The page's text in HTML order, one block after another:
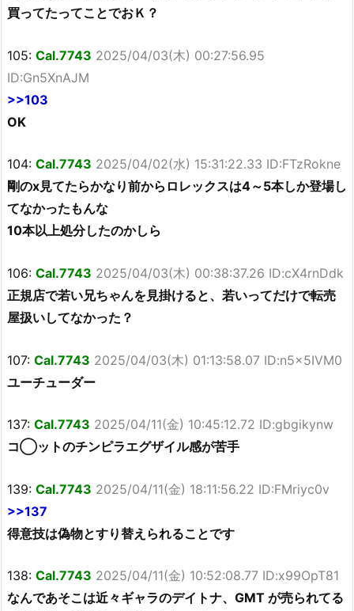
買ってたってことでおＫ？
105: Cal.7743 2025/04/03(木) 00:27:56.95
ID:Gn5XnAJM
>>103
OK
104: Cal.7743 2025/04/02(水) 15:31:22.33 ID:FTzRokne
剛のx見てたらかなり前からロレックスは4～5本しか登場し
てなかったもんな
10本以上処分したのかしら
106: Cal.7743 2025/04/03(木) 00:38:37.26 ID:cX4rnDdk
正規店で若い兄ちゃんを見掛けると、若いってだけで転売
屋扱いしてなかった？
107: Cal.7743 2025/04/03(木) 01:13:58.07 ID:n5x5IVM0
ユーチューダー
137: Cal.7743 2025/04/11(金) 10:45:12.72 ID:gbgikynw
コ◯ットのチンピラエグザイル感が苦手
139: Cal.7743 2025/04/11(金) 18:11:56.22 ID:FMriyc0v
>>137
得意技は偽物とすり替えられることです
138: Cal.7743 2025/04/11(金) 10:52:08.77 ID:x99OpT81
なんであそこは近々ギャラのデイトナ、GMT が売られてる